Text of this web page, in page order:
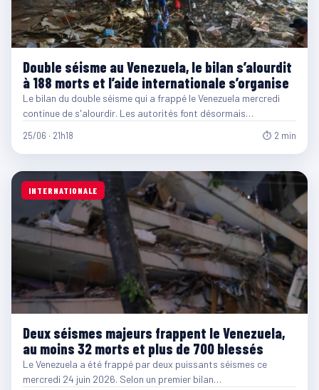
Double séisme au Venezuela, le bilan s’alourdit
à 188 morts et l’aide internationale s’organise
Le bilan du double séisme qui a frappé le Venezuela mercredi
continue de s'alourdir. Les autorités font désormais…
25/06 · 21h18 ⏱ 2 min
INTERNATIONALE
Deux séismes majeurs frappent le Venezuela,
au moins 32 morts et plus de 700 blessés
Le Venezuela a été frappé par deux puissants séismes ce
mercredi 24 juin 2026. Selon un premier bilan…